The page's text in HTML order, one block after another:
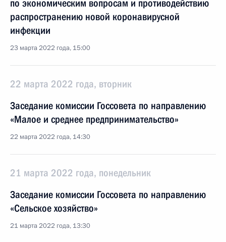
по экономическим вопросам и противодействию
распространению новой коронавирусной
инфекции
23 марта 2022 года, 15:00
22 марта 2022 года, вторник
Заседание комиссии Госсовета по направлению
«Малое и среднее предпринимательство»
22 марта 2022 года, 14:30
21 марта 2022 года, понедельник
Заседание комиссии Госсовета по направлению
«Сельское хозяйство»
21 марта 2022 года, 13:30